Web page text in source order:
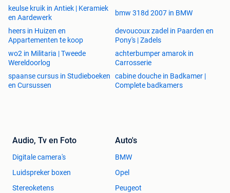
keulse kruik in Antiek | Keramiek
en Aardewerk
bmw 318d 2007 in BMW
heers in Huizen en
Appartementen te koop
devoucoux zadel in Paarden en
Pony's | Zadels
wo2 in Militaria | Tweede
Wereldoorlog
achterbumper amarok in
Carrosserie
spaanse cursus in Studieboeken
en Cursussen
cabine douche in Badkamer |
Complete badkamers
Audio, Tv en Foto
Digitale camera's
Luidspreker boxen
Stereoketens
Auto's
BMW
Opel
Peugeot